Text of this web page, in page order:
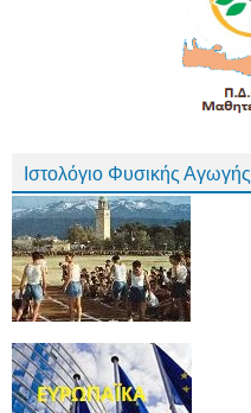
Ιστολόγιο Φυσικής Αγωγής